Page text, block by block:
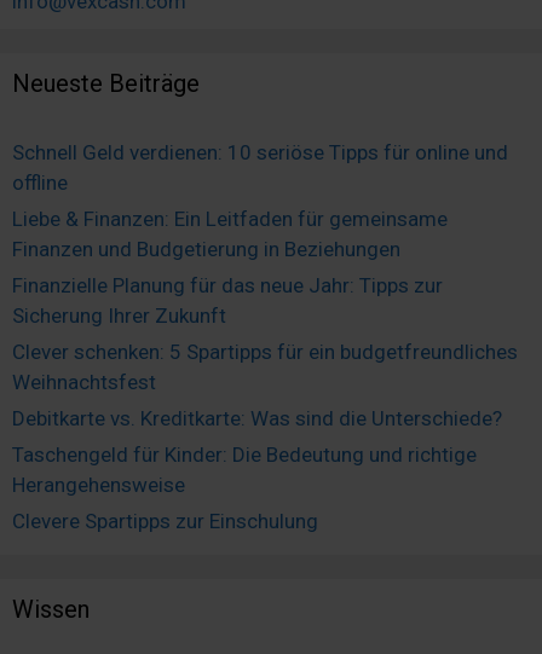
Neueste Beiträge
Schnell Geld verdienen: 10 seriöse Tipps für online und
offline
Liebe & Finanzen: Ein Leitfaden für gemeinsame
Finanzen und Budgetierung in Beziehungen
Finanzielle Planung für das neue Jahr: Tipps zur
Sicherung Ihrer Zukunft
Clever schenken: 5 Spartipps für ein budgetfreundliches
Weihnachtsfest
Debitkarte vs. Kreditkarte: Was sind die Unterschiede?
Taschengeld für Kinder: Die Bedeutung und richtige
Herangehensweise
Clevere Spartipps zur Einschulung
Wissen